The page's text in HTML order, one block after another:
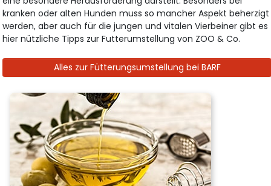
kranken oder alten Hunden muss so mancher Aspekt beherzigt
werden, aber auch für die jungen und vitalen Vierbeiner gibt es
hier nützliche Tipps zur Futterumstellung von ZOO & Co.
Alles zur Fütterungsumstellung bei BARF